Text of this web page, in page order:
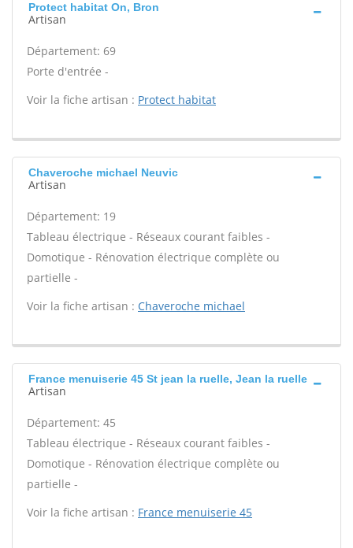
Protect habitat On, Bron
Artisan
Département: 69
Porte d'entrée -
Voir la fiche artisan : Protect habitat
Chaveroche michael Neuvic
Artisan
Département: 19
Tableau électrique - Réseaux courant faibles -
Domotique - Rénovation électrique complète ou
partielle -
Voir la fiche artisan : Chaveroche michael
France menuiserie 45 St jean la ruelle, Jean la ruelle
Artisan
Département: 45
Tableau électrique - Réseaux courant faibles -
Domotique - Rénovation électrique complète ou
partielle -
Voir la fiche artisan : France menuiserie 45